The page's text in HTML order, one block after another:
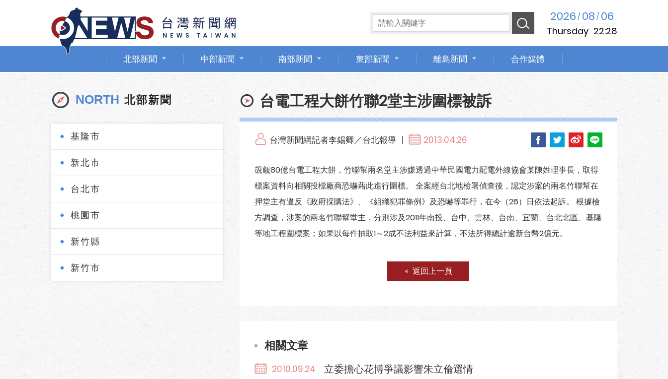
2026/08/06
Thursday 22:28
北部新聞 中部新聞 南部新聞 東部新聞 離島新聞 合作媒體
NORTH 北部新聞
基隆市
新北市
台北市
桃園市
新竹縣
新竹市
台電工程大餅竹聯2堂主涉圍標被訴
台灣新聞網記者李錫卿／台北報導 2013.04.26
覬覦80億台電工程大餅，竹聯幫兩名堂主涉嫌透過中華民國電力配電外線協會某陳姓理事長，取得
標案資料向相關投標廠商恐嚇藉此進行圍標。 全案經台北地檢署偵查後，認定涉案的兩名竹聯幫在
押堂主有違反《政府採購法》、《組織犯罪條例》及恐嚇等罪行，在今（26）日依法起訴。 根據檢
方調查，涉案的兩名竹聯幫堂主，分別涉及2011年南投、台中、雲林、台南、宜蘭、台北北區、基隆
等地工程圍標案；如果以每件抽取1～2成不法利益來計算，不法所得總計逾新台幣2億元。
返回上一頁
相關文章
2010.09.24 立委擔心花博爭議影響朱立倫選情